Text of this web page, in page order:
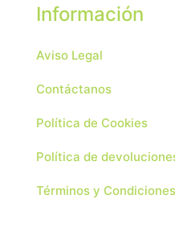
Información
Aviso Legal
Contáctanos
Política de Cookies
Política de
Términos y Condiciones